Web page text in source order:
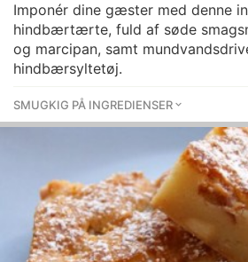
Imponér dine gæster med denne
hindbærtærte, fuld af søde
og marcipan, samt
hindbærsyltetøj.
SMUGKIG PÅ INGREDIENSER